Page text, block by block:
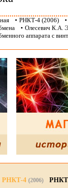
• РНКТ-4 (2006)
• Олесевич К.А.
аппарата с
РНКТ-4 (2006)